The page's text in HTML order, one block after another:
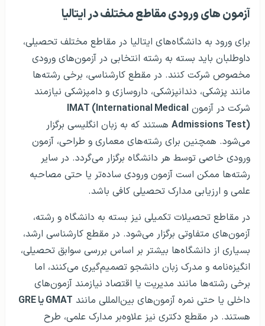
آزمون های ورودی مقاطع مختلف در ایتالیا
برای ورود به دانشگاه‌های ایتالیا در مقاطع مختلف تحصیلی،
داوطلبان باید بسته به رشته انتخابی در آزمون‌های ورودی
مخصوص شرکت کنند. در مقطع کارشناسی، برخی رشته‌ها
مانند پزشکی، دندانپزشکی، داروسازی و دامپزشکی نیازمند
شرکت در آزمون IMAT (International Medical
Admissions Test) هستند که به زبان انگلیسی برگزار
می‌شود. همچنین برای رشته‌های معماری و طراحی، آزمون
ورودی خاصی توسط هر دانشگاه برگزار می‌گردد. در سایر
رشته‌ها ممکن است آزمون ورودی ساده‌تر یا حتی مصاحبه
علمی و ارزیابی مدارک تحصیلی کافی باشد.
در مقاطع تحصیلات تکمیلی نیز بسته به دانشگاه و رشته،
آزمون‌های متفاوتی برگزار می‌شود. در مقطع کارشناسی ارشد،
بسیاری از دانشگاه‌ها بیشتر بر اساس بررسی سوابق تحصیلی،
انگیزه‌نامه و مدرک زبان دانشجو تصمیم‌گیری می‌کنند، اما
برخی رشته‌ها مانند مدیریت یا اقتصاد نیازمند آزمون‌های
داخلی یا حتی نمره آزمون‌های بین‌المللی مانند GMAT یا GRE
هستند. در مقطع دکتری نیز علاوه‌بر مدارک علمی، طرح